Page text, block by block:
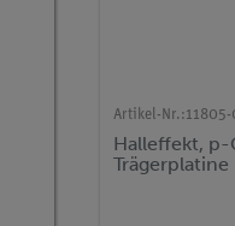
Artikel-Nr.:11805-
Halleffekt,
Trägerplatine